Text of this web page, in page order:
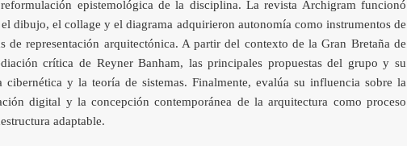
epistemológica de la disciplina. La revista Archigram funcionó
dibujo, el collage y el diagrama adquirieron autonomía como instrumentos de
de representación arquitectónica. A partir del contexto de la Gran Bretaña de
crítica de Reyner Banham, las principales propuestas del grupo y su
y la teoría de sistemas. Finalmente, evalúa su influencia sobre la
digital y la concepción contemporánea de la arquitectura como proceso
adaptable.